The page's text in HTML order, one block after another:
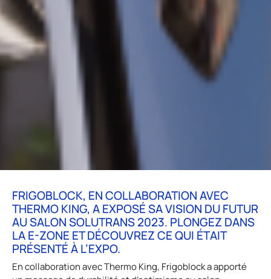
FRIGOBLOCK, EN COLLABORATION AVEC
THERMO KING, A EXPOSÉ SA VISION DU FUTUR
AU SALON SOLUTRANS 2023. PLONGEZ DANS
LA E-ZONE ET DÉCOUVREZ CE QUI ÉTAIT
PRÉSENTÉ À L’EXPO.
En collaboration avec Thermo King, Frigoblock a apporté